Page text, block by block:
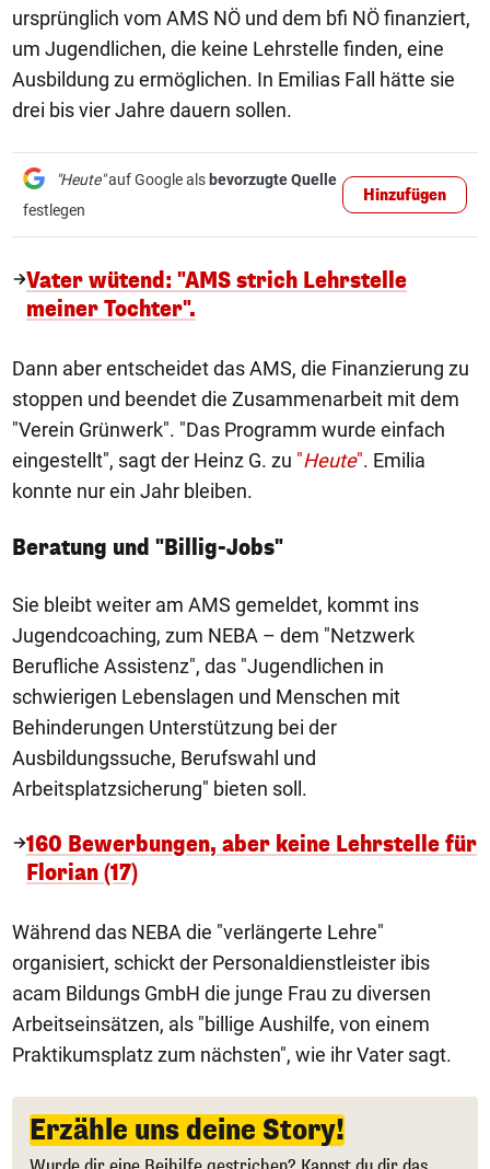
ursprünglich vom AMS NÖ und dem bfi NÖ finanziert,
um Jugendlichen, die keine Lehrstelle finden, eine
Ausbildung zu ermöglichen. In Emilias Fall hätte sie
drei bis vier Jahre dauern sollen.
"Heute"auf Google als bevorzugte Quelle
festlegen
Hinzufügen
Vater wütend: "AMS strich Lehrstelle
meiner Tochter".
Dann aber entscheidet das AMS, die Finanzierung zu
stoppen und beendet die Zusammenarbeit mit dem
"Verein Grünwerk". "Das Programm wurde einfach
eingestellt", sagt der Heinz G. zu "Heute". Emilia
konnte nur ein Jahr bleiben.
Beratung und "Billig-Jobs"
Sie bleibt weiter am AMS gemeldet, kommt ins
Jugendcoaching, zum NEBA – dem "Netzwerk
Berufliche Assistenz", das "Jugendlichen in
schwierigen Lebenslagen und Menschen mit
Behinderungen Unterstützung bei der
Ausbildungssuche, Berufswahl und
Arbeitsplatzsicherung" bieten soll.
160 Bewerbungen, aber keine Lehrstelle für
Florian (17)
Während das NEBA die "verlängerte Lehre"
organisiert, schickt der Personaldienstleister ibis
acam Bildungs GmbH die junge Frau zu diversen
Arbeitseinsätzen, als "billige Aushilfe, von einem
Praktikumsplatz zum nächsten", wie ihr Vater sagt.
Erzähle uns deine Story!